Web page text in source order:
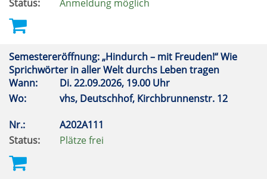
Status: Anmeldung möglich
Semestereröffnung: „Hindurch – mit Freuden!“ Wie
Sprichwörter in aller Welt durchs Leben tragen
Wann:
Di.22.09.2026, 19.00 Uhr
Wo:
vhs, Deutschhof, Kirchbrunnenstr. 12
Nr.:
A202A111
Status:
Plätze frei